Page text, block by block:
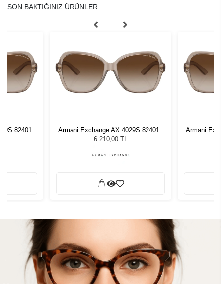
SON BAKTIĞINIZ ÜRÜNLER
824013
Armani Exchange AX 4029S 824013
57 Kadın Güneş Gözlüğü
6.210,00 TL
Armani